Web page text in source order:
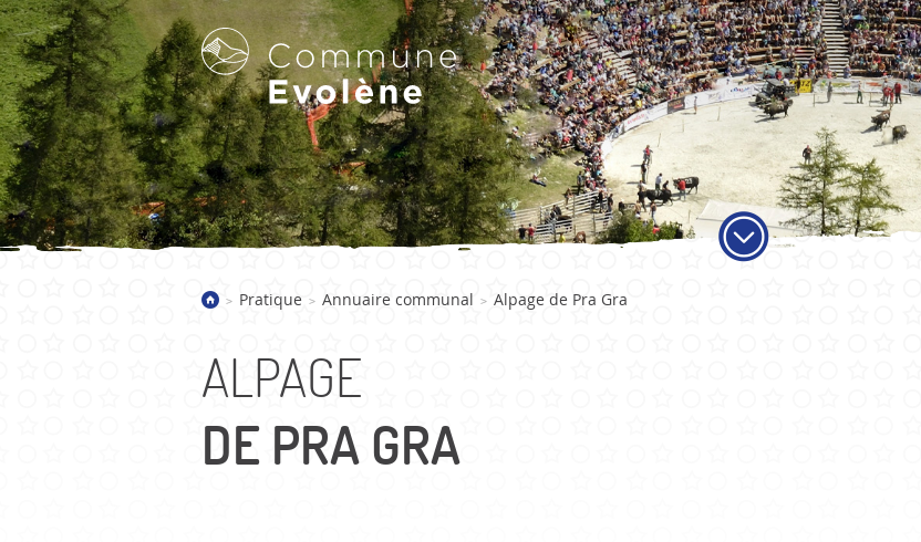
LA COMMUNE D'EVOLÈNE
Villages
Actualités
Historique
ADMINISTRATION
> Pratique > Annuaire communal > Alpage de Pra Gra
ALPAGE
DE PRA GRA